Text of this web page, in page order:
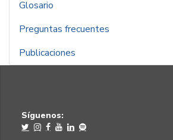
Glosario
Preguntas frecuentes
Publicaciones
Síguenos: